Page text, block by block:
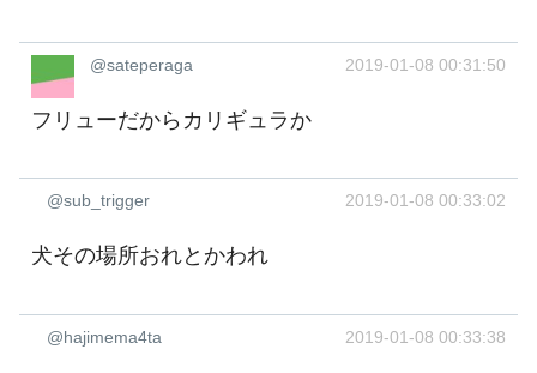
@sateperaga 2019-01-08 00:31:50
フリューだからカリギュラか
@sub_trigger 2019-01-08 00:33:02
犬その場所おれとかわれ
@hajimema4ta 2019-01-08 00:33:38